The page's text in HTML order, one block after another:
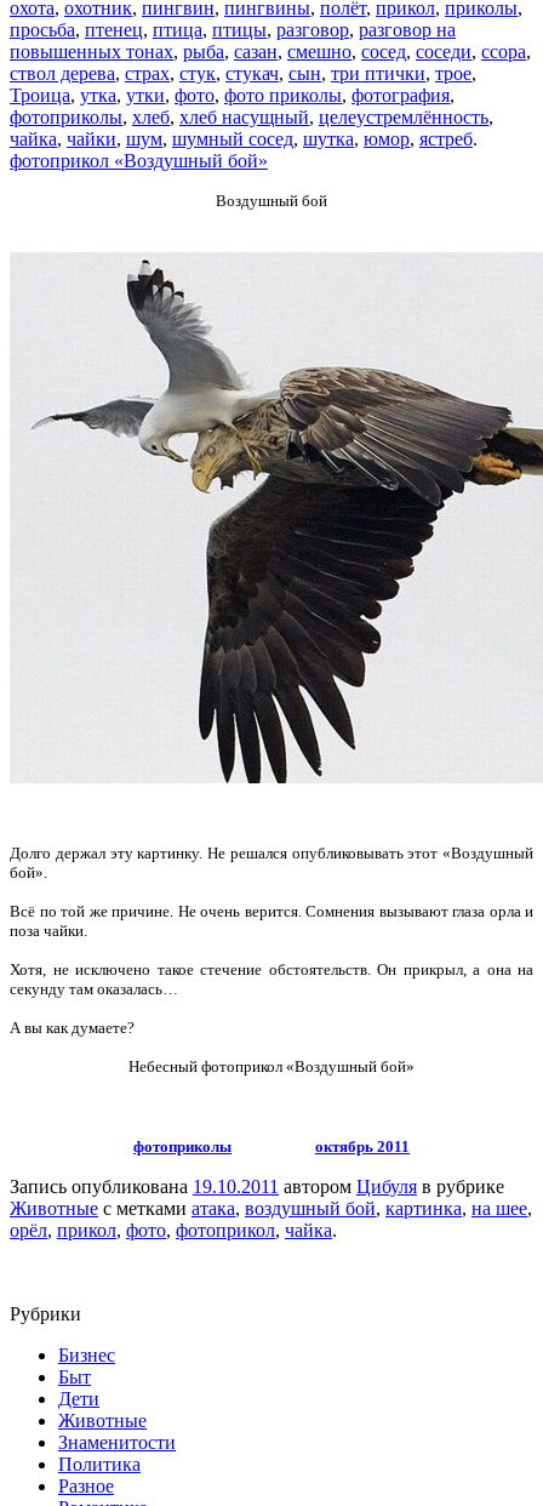
охота, охотник, пингвин, пингвины, полёт, прикол, приколы,
просьба, птенец, птица, птицы, разговор, разговор на
повышенных тонах, рыба, сазан, смешно, сосед, соседи, ссора,
ствол дерева, страх, стук, стукач, сын, три птички, трое,
Троица, утка, утки, фото, фото приколы, фотография,
фотоприколы, хлеб, хлеб насущный, целеустремлённость,
чайка, чайки, шум, шумный сосед, шутка, юмор, ястреб.
фотоприкол «Воздушный бой»
Воздушный бой
Долго держал эту картинку. Не решался опубликовывать этот «Воздушный
бой».
Всё по той же причине. Не очень верится. Сомнения вызывают глаза орла и
поза чайки.
Хотя, не исключено такое стечение обстоятельств. Он прикрыл, а она на
секунду там оказалась…
А вы как думаете?
Небесный фотоприкол «Воздушный бой»
фотоприколы октябрь 2011
Запись опубликована 19.10.2011 автором Цибуля в рубрике
Животные с метками атака, воздушный бой, картинка, на шее,
орёл, прикол, фото, фотоприкол, чайка.
Рубрики
Бизнес
Быт
Дети
Животные
Знаменитости
Политика
Разное